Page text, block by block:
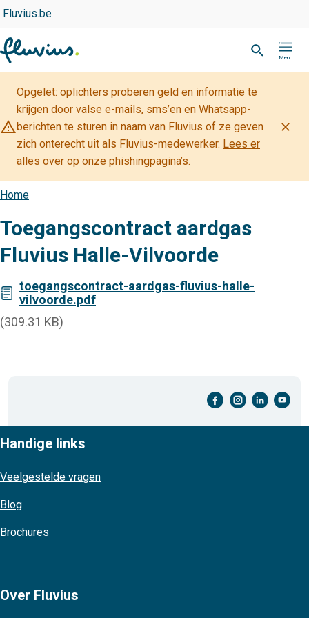
Overslaan
en
naar
de
inhoud
gaan
Top
navigation
Partner
Fluvius.be
Zoeken
warning_amber
Opgelet: oplichters proberen geld en informatie te
krijgen door valse e-mails, sms’en en Whatsapp-
berichten te sturen in naam van Fluvius of ze geven
zich onterecht uit als Fluvius-medewerker. Lees er
alles over op onze phishingpagina’s.
close
Kruimelpad
Home
Toegangscontract aardgas
Fluvius Halle-Vilvoorde
toegangscontract-aardgas-fluvius-halle-
vilvoorde.pdf
(309.31 KB)
facebook-cirkel instagram-cirkel linkedin-cirkel youtube-cirkel
Handige links
Veelgestelde vragen
Blog
Brochures
Over Fluvius